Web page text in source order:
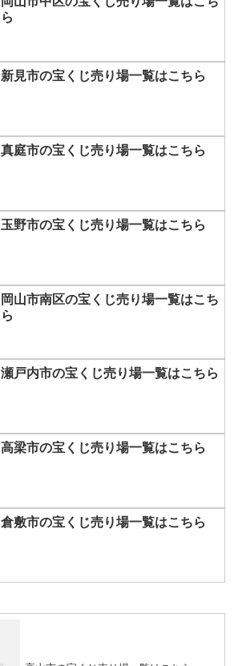
ら
新見市の宝くじ売り場一覧はこちら
真庭市の宝くじ売り場一覧はこちら
玉野市の宝くじ売り場一覧はこちら
岡山市南区の宝くじ売り場一覧はこち
ら
瀬戸内市の宝くじ売り場一覧はこちら
高梁市の宝くじ売り場一覧はこちら
倉敷市の宝くじ売り場一覧はこちら